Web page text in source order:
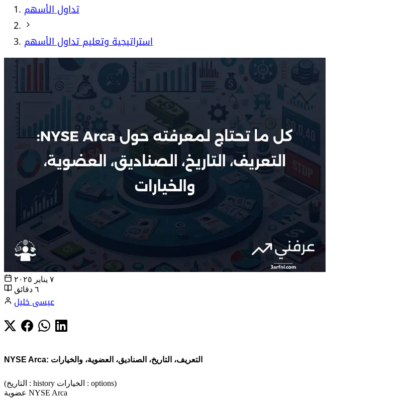
تداول الأسهم
استراتيجية وتعليم تداول الأسهم
٧ يناير ٢٠٢٥
٦ دقائق
عيسى خليل
NYSE Arca: التعريف، التاريخ، الصناديق، العضوية، والخيارات
(التاريخ : history الخيارات : options)
عضوية NYSE Arca